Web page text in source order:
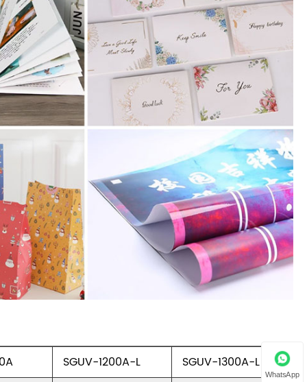
SGUV-1200A-L SGUV-1300A-L
WhatsApp